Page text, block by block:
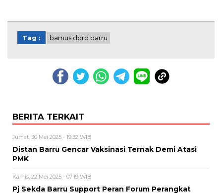
Tag : bamus dprd barru
BERITA TERKAIT
Jumat, 30 Mei 2025 - 19:32 WIB
Distan Barru Gencar Vaksinasi Ternak Demi Atasi
PMK
Kamis, 22 Mei 2025 - 07:19 WIB
Pj Sekda Barru Support Peran Forum Perangkat